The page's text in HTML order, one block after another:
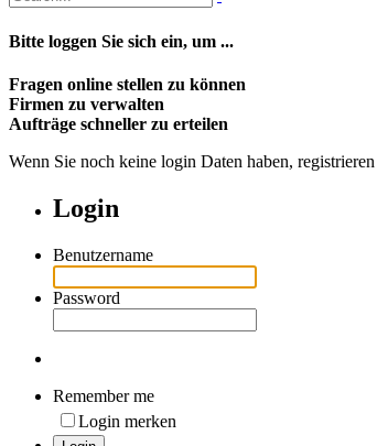
Bitte loggen Sie sich ein, um ...
Fragen online stellen zu können
Firmen zu verwalten
Aufträge schneller zu erteilen
Wenn Sie noch keine login Daten haben,
Login
Benutzername
Password
Remember me
Login merken